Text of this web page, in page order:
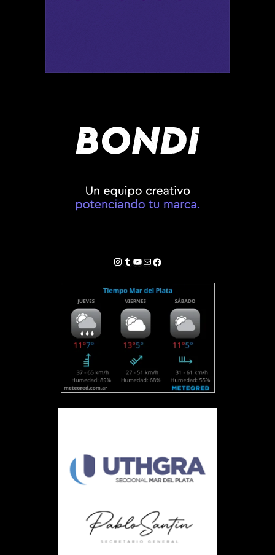
Instagram
Tumblr
YouTube
Correo electrónico
Facebook